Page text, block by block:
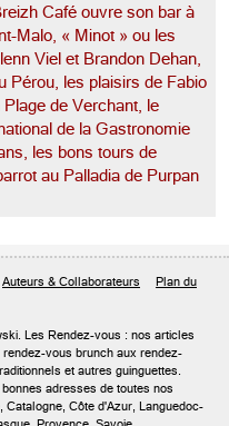
Café ouvre son bar à
Malo, « Minot » ou les
Viel et Brandon Dehan,
Pérou, les plaisirs de Fabio
de Verchant, le
de la Gastronomie
les bons tours de
au Palladia de Purpan
Auteurs & Collaborateurs
Plan du
. Les Rendez-vous : nos articles
vous brunch aux rendez-
et autres guinguettes.
adresses de toutes nos
Catalogne, Côte d'Azur, Languedoc-